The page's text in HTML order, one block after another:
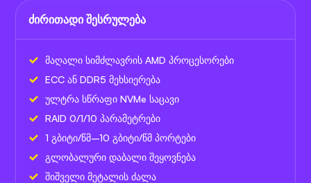
ძირითადი შესრულება
მაღალი სიმძლავრის AMD პროცესორები
ECC ან DDR5 მეხსიერება
ულტრა სწრაფი NVMe საცავი
RAID 0/1/10 პარამეტრები
1 გბიტი/წმ–10 გბიტი/წმ პორტები
გლობალური დაბალი შეყოვნება
შიშველი მეტალის ძალა